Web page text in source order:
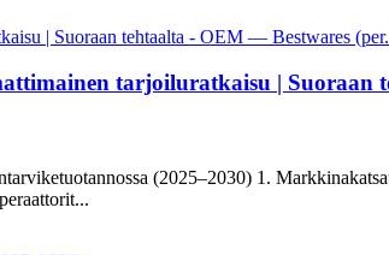
tarjoiluratkaisu | Suoraan
(2025–2030) 1.